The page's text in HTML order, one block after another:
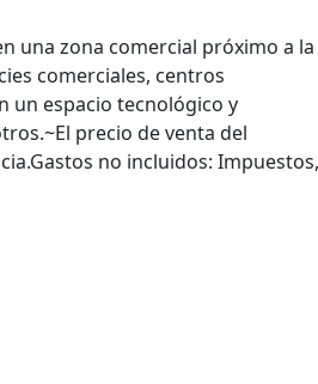
una zona comercial próximo a la
comerciales, centros
un espacio tecnológico y
precio de venta del
no incluidos: Impuestos,